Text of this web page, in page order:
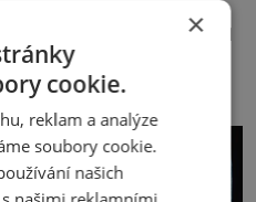
Joe Sharidan, když v
města Foynes obsluhoval
počasí nemohli
v cestě. Povzbudil je tehdy kávou,
×
cookie.
reklam a analýze
soubory cookie.
našich